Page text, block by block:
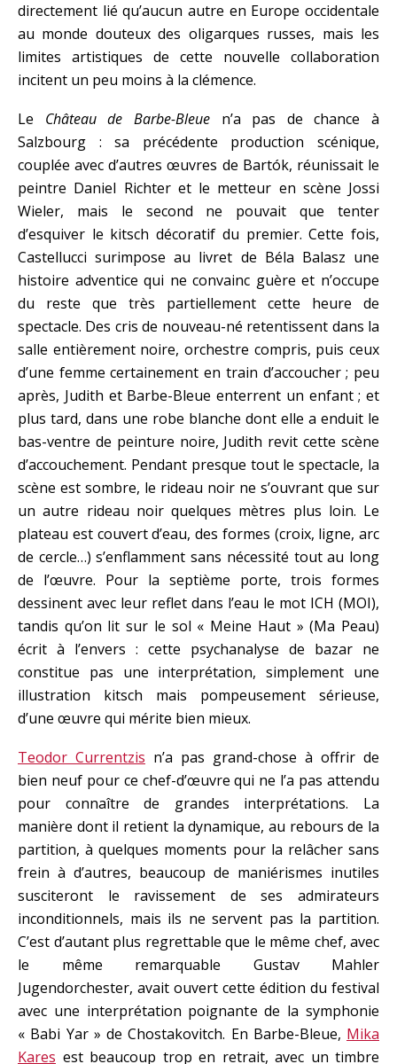
directement lié qu’aucun autre en Europe occidentale
au monde douteux des oligarques russes, mais les
limites artistiques de cette nouvelle collaboration
incitent un peu moins à la clémence.
Le Château de Barbe-Bleuen’a pas de chance à
Salzbourg : sa précédente production scénique,
couplée avec d’autres œuvres de Bartók, réunissait le
peintre Daniel Richter et le metteur en scène Jossi
Wieler, mais le second ne pouvait que tenter
d’esquiver le kitsch décoratif du premier. Cette fois,
Castellucci surimpose au livret de Béla Balasz une
histoire adventice qui ne convainc guère et n’occupe
du reste que très partiellement cette heure de
spectacle. Des cris de nouveau-né retentissent dans la
salle entièrement noire, orchestre compris, puis ceux
d’une femme certainement en train d’accoucher ; peu
après, Judith et Barbe-Bleue enterrent un enfant ; et
plus tard, dans une robe blanche dont elle a enduit le
bas-ventre de peinture noire, Judith revit cette scène
d’accouchement. Pendant presque tout le spectacle, la
scène est sombre, le rideau noir ne s’ouvrant que sur
un autre rideau noir quelques mètres plus loin. Le
plateau est couvert d’eau, des formes (croix, ligne, arc
de cercle…) s’enflamment sans nécessité tout au long
de l’œuvre. Pour la septième porte, trois formes
dessinent avec leur reflet dans l’eau le mot ICH (MOI),
tandis qu’on lit sur le sol « Meine Haut » (Ma Peau)
écrit à l’envers : cette psychanalyse de bazar ne
constitue pas une interprétation, simplement une
illustration kitsch mais pompeusement sérieuse,
d’une œuvre qui mérite bien mieux.
Teodor Currentzis n’a pas grand-chose à offrir de
bien neuf pour ce chef-d’œuvre qui ne l’a pas attendu
pour connaître de grandes interprétations. La
manière dont il retient la dynamique, au rebours de la
partition, à quelques moments pour la relâcher sans
frein à d’autres, beaucoup de maniérismes inutiles
susciteront le ravissement de ses admirateurs
inconditionnels, mais ils ne servent pas la partition.
C’est d’autant plus regrettable que le même chef, avec
le même remarquable Gustav Mahler
Jugendorchester, avait ouvert cette édition du festival
avec une interprétation poignante de la symphonie
« Babi Yar » de Chostakovitch. En Barbe-Bleue, Mika
Kares est beaucoup trop en retrait, avec un timbre